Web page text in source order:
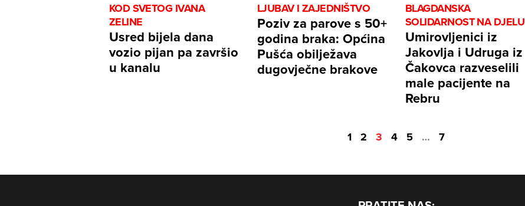
KOD SVETOG IVANA
ZELINE
Usred bijela dana
vozio pijan pa završio
u kanalu
LJUBAV I ZAJEDNIŠTVO
Poziv za parove s 50+
godina braka: Općina
Pušća obilježava
dugovječne brakove
BLAGDANSKA
SOLIDARNOST NA DJELU
Umirovljenici iz
Jakovlja i Udruga iz
Čakovca razveselili
male pacijente na
Rebru
1 2 3 4 5 … 7